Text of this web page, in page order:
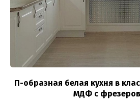
П-образная белая кухня в
МДФ с